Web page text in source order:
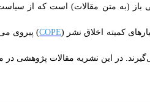
باز (به متن مقالات) است که از
کمیته اخلاق نشر (COPE) پیروی
در این نشریه مقالات پژوهشی